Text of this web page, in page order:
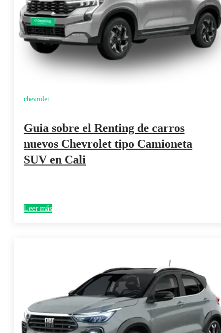
chevrolet
Guia sobre el Renting de carros
nuevos Chevrolet tipo Camioneta
SUV en Cali
Leer más